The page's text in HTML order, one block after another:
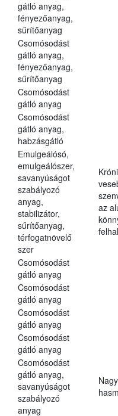
gátló anyag,
fényezőanyag,
sűrítőanyag
Csomósodást
gátló anyag,
fényezőanyag,
sűrítőanyag
Csomósodást
gátló anyag
Csomósodást
gátló anyag,
habzásgátló
Emulgeálósó,
emulgeálószer,
savanyúságot
szabályozó
anyag,
stabilizátor,
sűrítőanyag,
térfogatnövelő
szer
az
Csomósodást
gátló anyag
Csomósodást
gátló anyag
Csomósodást
gátló anyag
Csomósodást
gátló anyag
Csomósodást
gátló anyag,
savanyúságot
szabályozó
anyag